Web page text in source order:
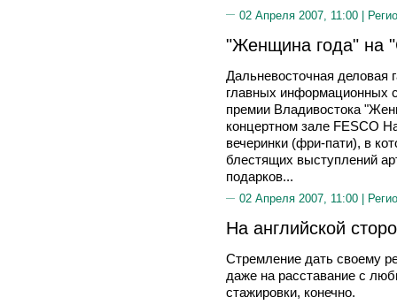
02 Апреля 2007, 11:00 |
"Женщина года" на
Дальневосточная деловая
главных информационных
премии Владивостока
концертном зале FESCO
вечеринки (фри-пати), в
блестящих выступлений
подарков...
02 Апреля 2007, 11:00 |
На английской
Стремление дать своему
даже на расставание с
стажировки, конечно.